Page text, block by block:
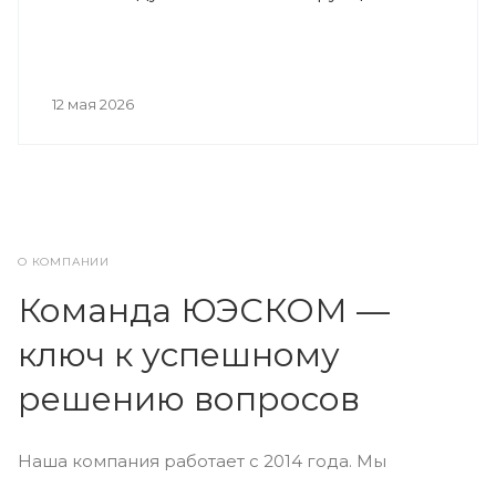
12 мая 2026
О КОМПАНИИ
Команда ЮЭСКОМ —
ключ к успешному
решению вопросов
Наша компания работает с 2014 года. Мы